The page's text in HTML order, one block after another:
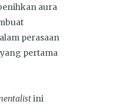
aura
perasaan
pertama
ini